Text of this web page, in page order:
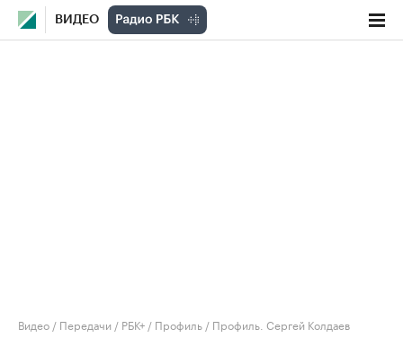
ВИДЕО
Видео / Передачи / РБК+ / Профиль / Профиль. Сергей Колдаев